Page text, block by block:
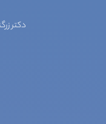
دکتر